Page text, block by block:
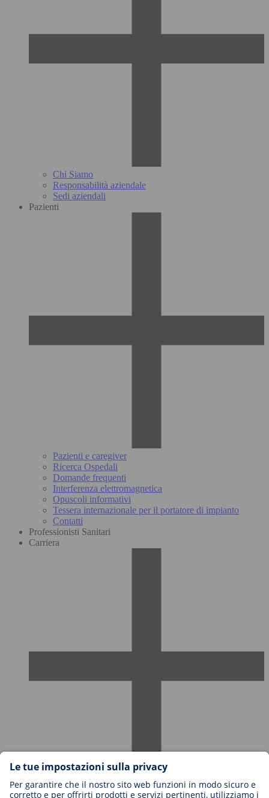
Chi Siamo
Responsabilità aziendale
Sedi aziendali
Pazienti
Pazienti e caregiver
Ricerca Ospedali
Domande frequenti
Interferenza elettromagnetica
Opuscoli informativi
Tessera internazionale per il portatore di impianto
Contatti
Professionisti Sanitari
Carriera
Carriere in BIOTRONIK